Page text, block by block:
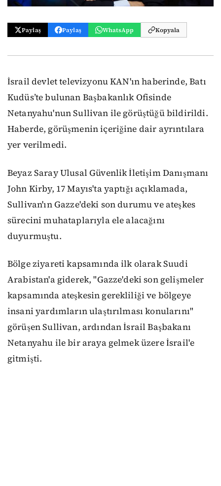
Paylaş Paylaş WhatsApp Kopyala
İsrail devlet televizyonu KAN'ın haberinde, Batı
Kudüs’te bulunan Başbakanlık Ofisinde
Netanyahu'nun Sullivan ile görüştüğü bildirildi.
Haberde, görüşmenin içeriğine dair ayrıntılara
yer verilmedi.
Beyaz Saray Ulusal Güvenlik İletişim Danışmanı
John Kirby, 17 Mayıs'ta yaptığı açıklamada,
Sullivan'ın Gazze'deki son durumu ve ateşkes
sürecini muhataplarıyla ele alacağını
duyurmuştu.
Bölge ziyareti kapsamında ilk olarak Suudi
Arabistan'a giderek, "Gazze'deki son gelişmeler
kapsamında ateşkesin gerekliliği ve bölgeye
insani yardımların ulaştırılması konularını"
görüşen Sullivan, ardından İsrail Başbakanı
Netanyahu ile bir araya gelmek üzere İsrail'e
gitmişti.